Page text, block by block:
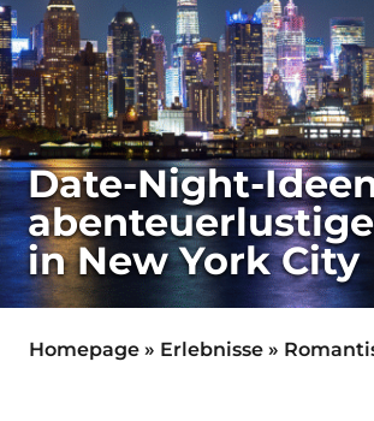
Date-Night-
in New York City
Homepage » Erlebnisse »